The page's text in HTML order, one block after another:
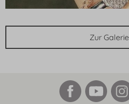
Zur Galerie